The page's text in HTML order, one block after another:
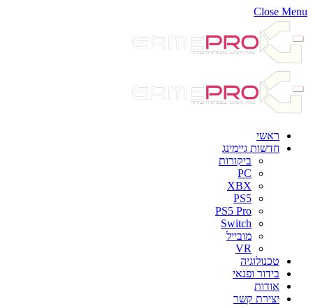
Close Menu
ראשי
חדשות גיימינג
ביקורות
PC
XBX
PS5
PS5 Pro
Switch
מובייל
VR
טכנולוגיה
בידור ופנאי
אודות
יצירת קשר